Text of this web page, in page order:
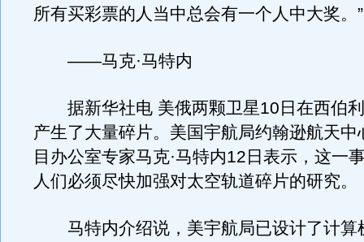
所有买彩票的人当中总会有一个人中大奖。”
——马克·马特内
据新华社电 美俄两颗卫星10日在西伯
产生了大量碎片。美国宇航局约翰逊航天中
目办公室专家马克·马特内12日表示，这一
人们必须尽快加强对太空轨道碎片的研究。
马特内介绍说，美宇航局已设计了计算